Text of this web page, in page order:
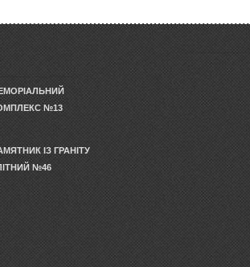
№13
ІЗ ГРАНІТУ
№46